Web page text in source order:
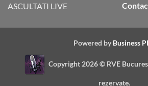
ASCULTATI LIVE
Powered by Business
Copyright 2026 © RVE
rezervate.